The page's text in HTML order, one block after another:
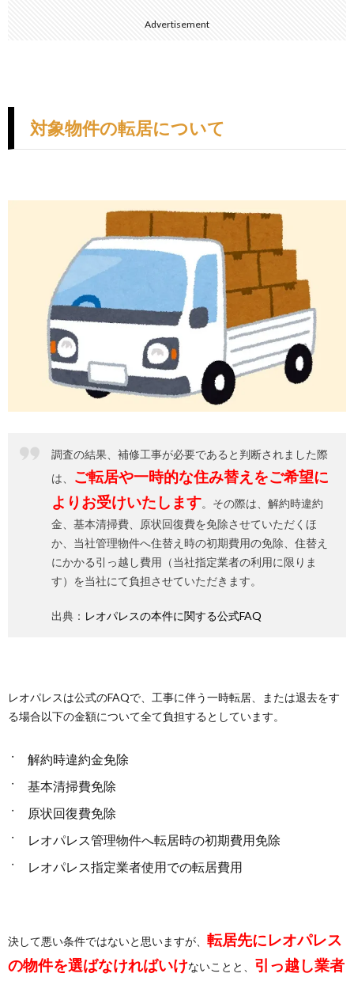
Advertisement
対象物件の転居について
調査の結果、補修工事が必要であると判断されました際
は、
ご転居や一時的な住み替えをご希望に
よりお受けいたします。その際は、解約時違約
金、基本清掃費、原状回復費を免除させていただくほ
か、当社管理物件へ住替え時の初期費用の免除、住替え
にかかる引っ越し費用（当社指定業者の利用に限りま
す）を当社にて負担させていただきます。
出典： レオパレスの本件に関する公式FAQ
レオパレスは公式のFAQで、工事に伴う一時転居、または退去をす
る場合以下の金額について全て負担するとしています。
解約時違約金免除
基本清掃費免除
原状回復費免除
レオパレス管理物件へ転居時の初期費用免除
レオパレス指定業者使用での転居費用
決して悪い条件ではないと思いますが、 転居先にレオパレス
の物件を選ばなければいけないことと、 引っ越し業者